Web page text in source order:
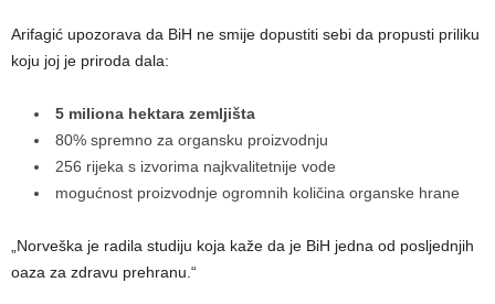
Arifagić upozorava da BiH ne smije dopustiti sebi da propusti priliku
koju joj je priroda dala:
5 miliona hektara zemljišta
80% spremno za organsku proizvodnju
256 rijeka s izvorima najkvalitetnije vode
mogućnost proizvodnje ogromnih količina organske hrane
„Norveška je radila studiju koja kaže da je BiH jedna od posljednjih
oaza za zdravu prehranu.“